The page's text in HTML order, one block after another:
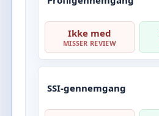
Ikke med
MISSER REVIEW
SSI-gennemgang